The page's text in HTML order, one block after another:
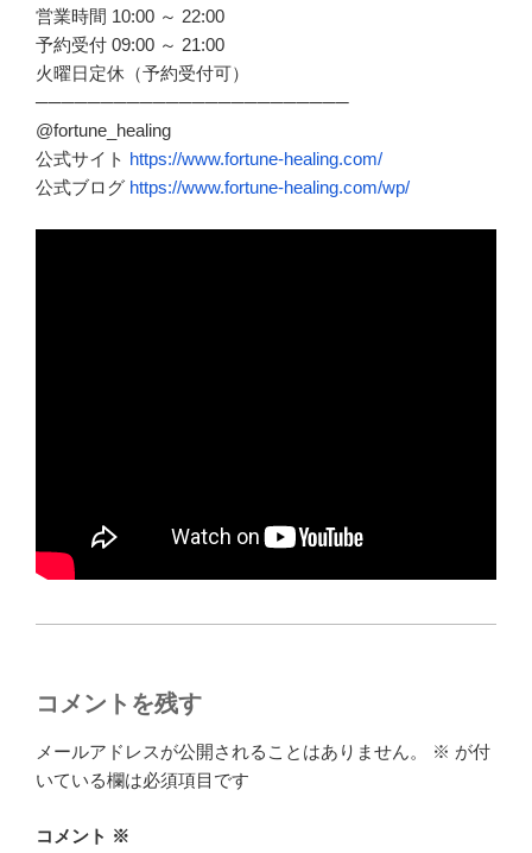
営業時間 10:00 ～ 22:00
予約受付 09:00 ～ 21:00
火曜日定休（予約受付可）
────────────────────────
@fortune_healing
公式サイト https://www.fortune-healing.com/
公式ブログ https://www.fortune-healing.com/wp/
コメントを残す
メールアドレスが公開されることはありません。 ※ が付
いている欄は必須項目です
コメント ※